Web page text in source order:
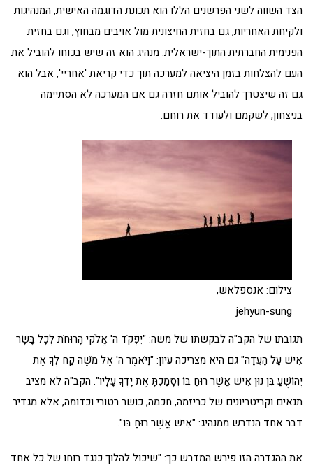
הצד השווה לשני הפרשנים הללו הוא תכונת הדוגמה האישית, המנהיגות
ולקיחת האחריות, גם בחזית החיצונית מול אויבים מבחוץ, וגם בחזית
הפנימית החברתית התוך-ישראלית. מנהיג הוא זה שיש בכוחו להוביל את
העם להצלחות בזמן היציאה למערכה תוך כדי קריאת 'אחריי', אבל הוא
גם זה שיצטרך להוביל אותם חזרה גם אם המערכה לא הסתיימה
בניצחון, לשקמם ולעודד את רוחם.
צילום: אנספלאש,
jehyun-sung
תגובתו של הקב"ה לבקשתו של משה: "יִפְקֹד ה' אֱלֹקי הָרוּחֹת לְכָל בָּשָׂר
אִישׁ עַל הָעֵדָה" גם היא מצריכה עיון: "וַיֹּאמֶר ה' אֶל מֹשֶׁה קַח לְךָ אֶת
יְהוֹשֻׁעַ בִּן נוּן אִישׁ אֲשֶׁר רוּחַ בּוֹ וְסָמַכְתָּ אֶת יָדְךָ עָלָיו". הקב"ה לא מציב
תנאים וקריטריונים של כריזמה, חכמה, כושר רטורי וכדומה, אלא מגדיר
דבר אחד הנדרש ממנהיג: "אִישׁ אֲשֶׁר רוּחַ בּוֹ".
את ההגדרה הזו פירש המדרש כך: "שיכול להלוך כנגד רוחו של כל אחד